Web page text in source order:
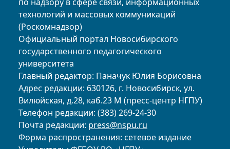
технологий и массовых коммуникаций
(Роскомнадзор)
Официальный портал Новосибирского
государственного педагогического
университета
Главный редактор: Паначук Юлия Борисовна
Адрес редакции: 630126, г. Новосибирск, ул.
Вилюйская, д.28, каб.23 М (пресс-центр НГПУ)
Телефон редакции: (383) 269-24-30
Почта редакции: press@nspu.ru
Форма распространения: сетевое издание